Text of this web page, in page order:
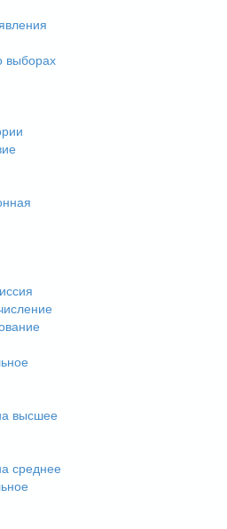
высшее
среднее